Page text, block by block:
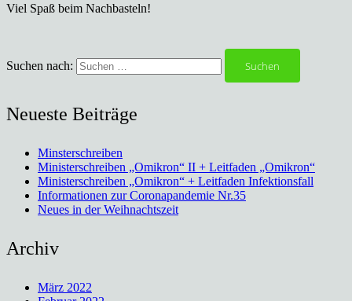
Viel Spaß beim Nachbasteln!
Suchen nach:
Neueste Beiträge
Minsterschreiben
Ministerschreiben „Omikron“ II + Leitfaden „Omikron“
Ministerschreiben „Omikron“ + Leitfaden Infektionsfall
Informationen zur Coronapandemie Nr.35
Neues in der Weihnachtszeit
Archiv
März 2022